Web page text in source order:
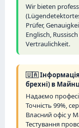
Wir bieten
Prüfer,
Englisch,
Vertraulichkeit.
🇺🇦 Інформація
брехні) в
Надаємо
Точність 99%,
Власний офіс у
Тестування